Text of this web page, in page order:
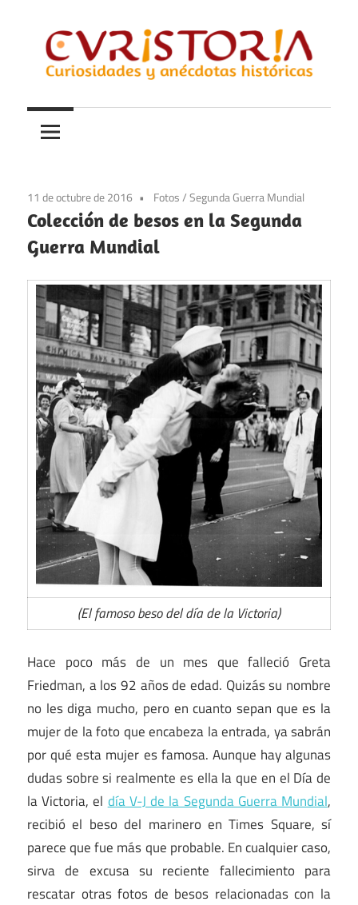
contenido
Curistoria
y
anécdotas
historia
11 de octubre de 2016 Fotos/Segunda Guerra Mundial
Colección de besos en la Segunda
Guerra Mundial
(El famoso beso del día de la Victoria)
Hace poco más de un mes que falleció Greta
Friedman, a los 92 años de edad. Quizás su nombre
no les diga mucho, pero en cuanto sepan que es la
mujer de la foto que encabeza la entrada, ya sabrán
por qué esta mujer es famosa. Aunque hay algunas
dudas sobre si realmente es ella la que en el Día de
la Victoria, el día V-J de la Segunda Guerra Mundial,
recibió el beso del marinero en Times Square, sí
parece que fue más que probable. En cualquier caso,
sirva de excusa su reciente fallecimiento para
rescatar otras fotos de besos relacionadas con la